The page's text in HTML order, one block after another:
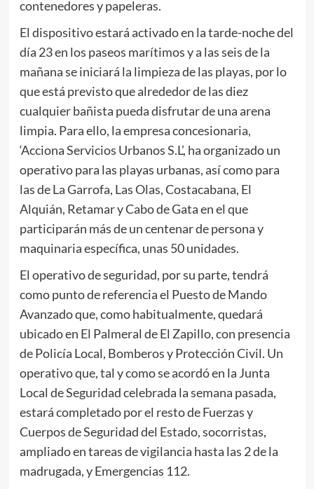
contenedores y papeleras.
El dispositivo estará activado en la tarde-noche del
día 23 en los paseos marítimos y a las seis de la
mañana se iniciará la limpieza de las playas, por lo
que está previsto que alrededor de las diez
cualquier bañista pueda disfrutar de una arena
limpia. Para ello, la empresa concesionaria,
‘Acciona Servicios Urbanos S.L’, ha organizado un
operativo para las playas urbanas, así como para
las de La Garrofa, Las Olas, Costacabana, El
Alquián, Retamar y Cabo de Gata en el que
participarán más de un centenar de persona y
maquinaria específica, unas 50 unidades.
El operativo de seguridad, por su parte, tendrá
como punto de referencia el Puesto de Mando
Avanzado que, como habitualmente, quedará
ubicado en El Palmeral de El Zapillo, con presencia
de Policía Local, Bomberos y Protección Civil. Un
operativo que, tal y como se acordó en la Junta
Local de Seguridad celebrada la semana pasada,
estará completado por el resto de Fuerzas y
Cuerpos de Seguridad del Estado, socorristas,
ampliado en tareas de vigilancia hasta las 2 de la
madrugada, y Emergencias 112.